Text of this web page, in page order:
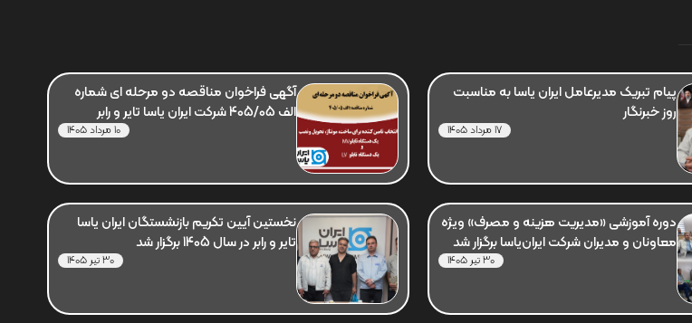
پیام تبریک مدیرعامل ایران یاسا به مناسبت
روز خبرنگار
17 مرداد 1405
آگهی فراخوان مناقصه دو مرحله ای شماره
الف 405/05 شرکت ایران یاسا تایر و رابر
10 مرداد 1405
دوره آموزشی «مدیریت هزینه و مصرف» ویژه
معاونان و مدیران شرکت ایران‌یاسا برگزار شد
30 تیر 1405
نخستین آیین تکریم بازنشستگان ایران یاسا
تایر و رابر در سال 1405 برگزار شد
30 تیر 1405